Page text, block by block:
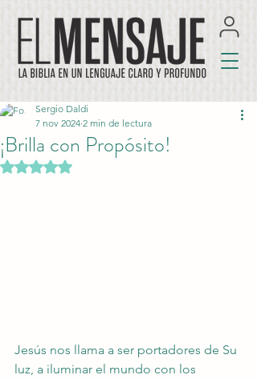
¡Brilla con Propósito!
Sergio Daldi
7 nov 2024 2 min de lectura
Obtuvo NaN de 5 estrellas.
Jesús nos llama a ser portadores de Su
luz, a iluminar el mundo con los